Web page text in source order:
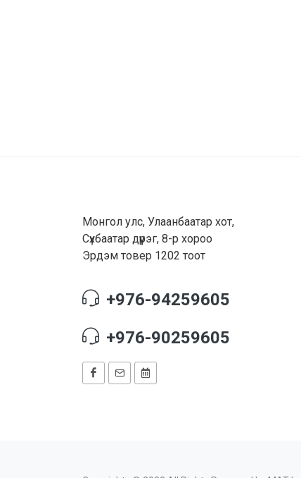
Монгол улс, Улаанбаатар хот,
Сүхбаатар дүүрэг, 8-р хороо
Эрдэм товер 1202 тоот
+976-94259605
+976-90259605